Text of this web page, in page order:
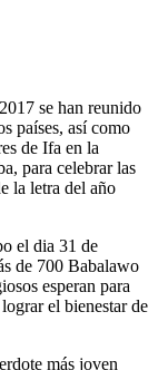
se han reunido
países, así como
de Ifa en la
para celebrar las
la letra del año
el dia 31 de
de 700 Babalawo
esperan para
el bienestar de
más joven